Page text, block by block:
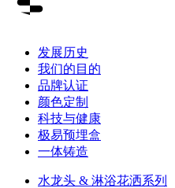
发展历史
我们的目的
品牌认证
颜色定制
科技与健康
极易预埋盒
一体铸造
水龙头 & 淋浴花洒系列